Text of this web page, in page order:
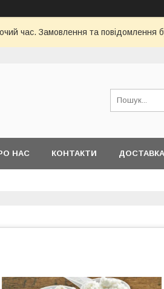
час. Замовлення та
НАС КОНТАКТИ